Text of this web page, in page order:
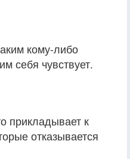
кому-либо
себя чувствует.
прикладывает к
отказывается